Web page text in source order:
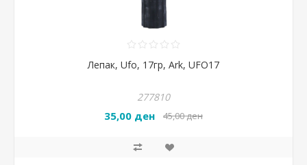
Лепак, Ufo, 17гр, Аrk, UFO17
277810
35,00 ден 45,00 ден